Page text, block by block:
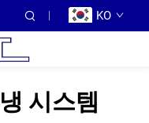
KO
시스템